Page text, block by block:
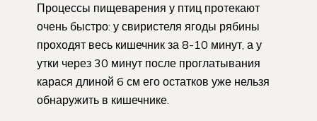
Процессы пищеварения у птиц протекают
очень быстро: у свиристеля ягоды рябины
проходят весь кишечник за 8-10 минут, а у
утки через 30 минут после проглатывания
карася длиной 6 см его остатков уже нельзя
обнаружить в кишечнике.